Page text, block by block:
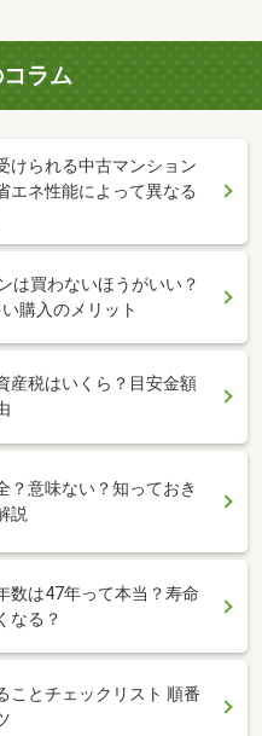
ラム
けられる中古マンション
エネ性能によって異なる
は買わないほうがいい？
購入のメリット
産税はいくら？目安金額
？意味ない？知っておき
説
数は47年って本当？寿命
なる？
ことチェックリスト 順番